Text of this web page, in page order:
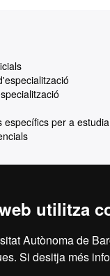
utilitza
Autònoma de
Si desitja més
específics per a
internacional de